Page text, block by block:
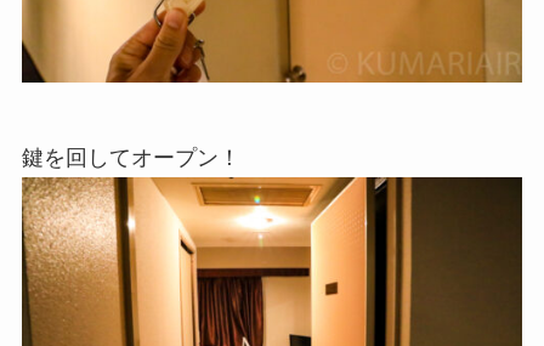
鍵を回してオープン！